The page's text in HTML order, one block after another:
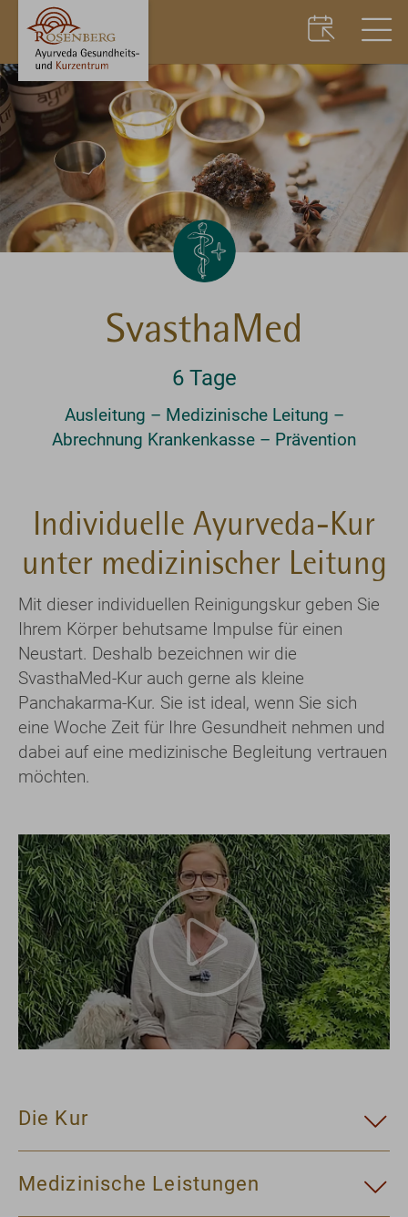
SvasthaMed
6 Tage
Ausleitung – Medizinische Leitung –
Abrechnung Krankenkasse – Prävention
Individuelle Ayurveda-Kur
unter medizinischer Leitung
Mit dieser individuellen Reinigungskur geben Sie
Ihrem Körper behutsame Impulse für einen
Neustart. Deshalb bezeichnen wir die
SvasthaMed-Kur auch gerne als kleine
Panchakarma-Kur. Sie ist ideal, wenn Sie sich
eine Woche Zeit für Ihre Gesundheit nehmen und
dabei auf eine medizinische Begleitung vertrauen
möchten.
Die Kur
Medizinische Leistungen